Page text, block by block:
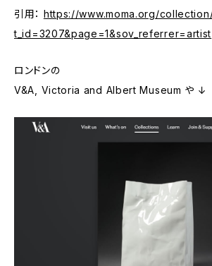
引用： https://www.moma.org/
t_id=3207&page=1&sov_referrer=artist
ロンドンの
V&A, Victoria and Albert Museum や ↓